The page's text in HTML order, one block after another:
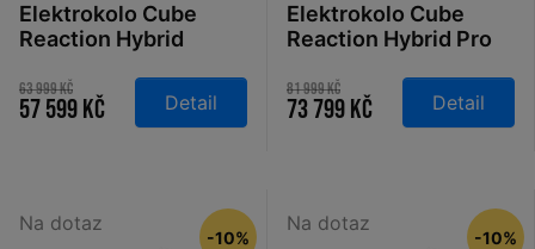
Elektrokolo Cube
Reaction Hybrid
Easy Entry plumgrey
´n´black 2026
63 999 Kč
57 599 Kč Detail
Elektrokolo Cube
Reaction Hybrid Pro
desertstone´n
´driedherbs 2026
81 999 Kč
73 799 Kč Detail
Na dotaz
-10%
Na dotaz
-10%